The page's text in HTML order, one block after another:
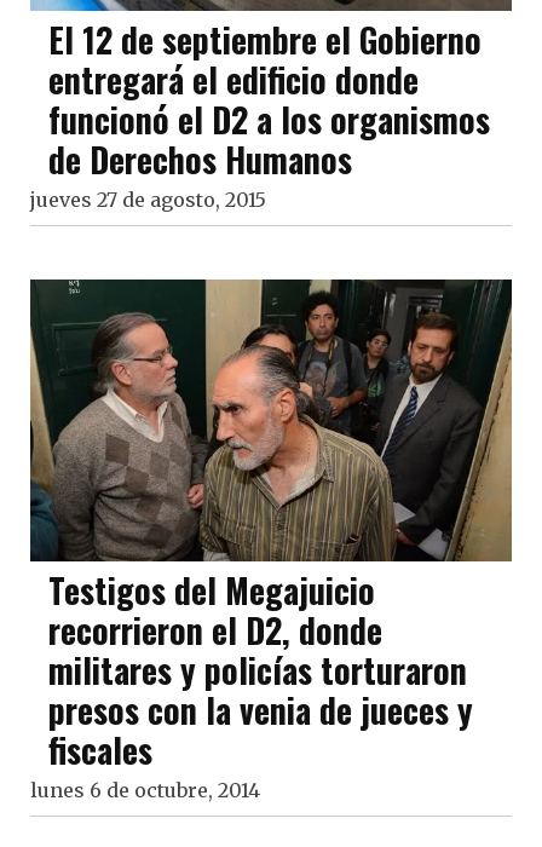
El 12 de septiembre el Gobierno
entregará el edificio donde
funcionó el D2 a los organismos
de Derechos Humanos
jueves 27 de agosto, 2015
Testigos del Megajuicio
recorrieron el D2, donde
militares y policías torturaron
presos con la venia de jueces y
fiscales
lunes 6 de octubre, 2014